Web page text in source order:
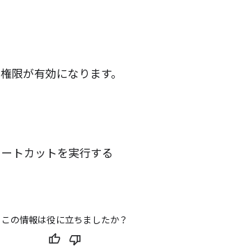
権限が有効になります。
トカットを実行する
この情報は役に立ちましたか？